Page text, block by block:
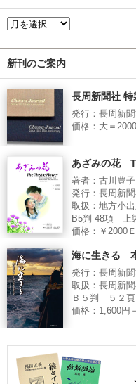
新刊のご案内
長周新聞社 特
発行：長周新
価格：大＝
あざみの花
著者：古川豊子
発行：長周新
取扱：地方小
B5判 48項 上
価格：￥2000Ｅ
海に生きる
発行：長周新
取扱：長周新
Ｂ５判 ５２
価格：1,600円